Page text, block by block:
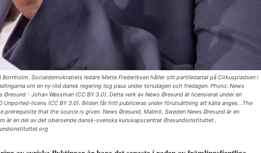
Socialdemokratiets ledare Mette Frederiksen håller sitt partiledartal på Cirkuspladsen i
om en ny röd dansk regering tog paus under torsdagen och fredagen. Photo: News
- Johan Wessman (CC BY 3.0). Detta verk av News Øresund är licensierat under en
Unported-licens (CC BY 3.0). Bilden får fritt publiceras under förutsättning att källa anges. .The
prerequisite that the source is given. News Øresund, Malmö, Sweden News Øresund är en
är en del av det oberoende dansk-svenska kunskapscentrat Øresundsinstituttet..